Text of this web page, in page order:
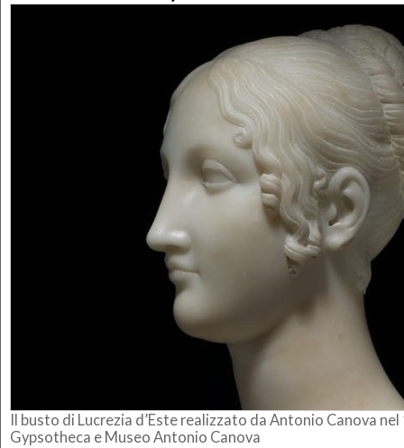
Il busto di Lucrezia d’Este realizzato da Antonio Canova
Gypsotheca e Museo Antonio Canova